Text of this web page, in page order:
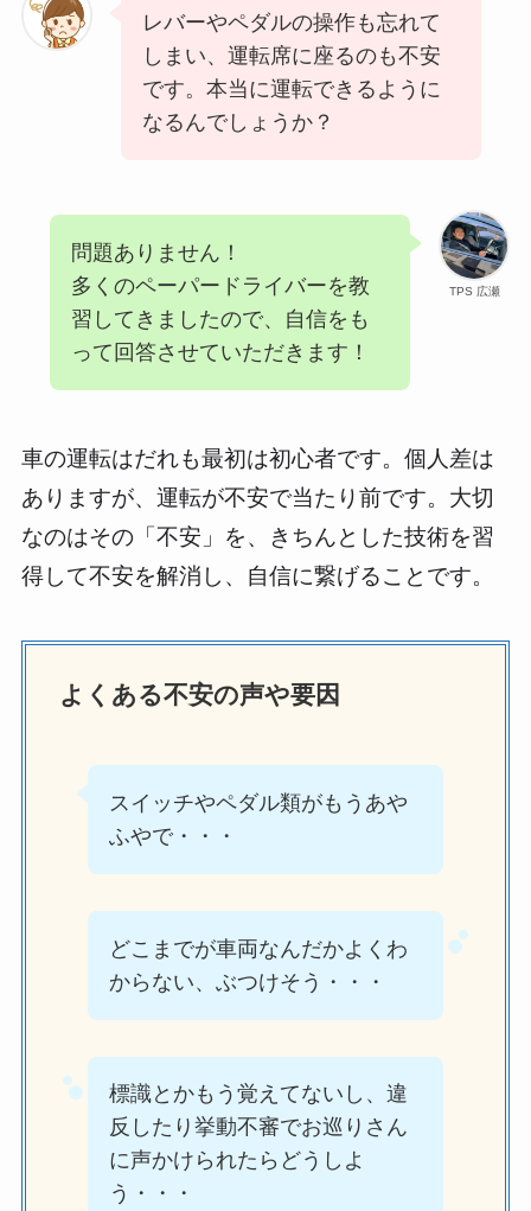
レバーやペダルの操作も忘れて
しまい、運転席に座るのも不安
です。本当に運転できるように
なるんでしょうか？
TPS 広瀬
問題ありません！
多くのペーパードライバーを教
習してきましたので、自信をも
って回答させていただきます！
車の運転はだれも最初は初心者です。個人差は
ありますが、運転が不安で当たり前です。大切
なのはその「不安」を、きちんとした技術を習
得して不安を解消し、自信に繋げることです。
よくある不安の声や要因
スイッチやペダル類がもうあや
ふやで・・・
どこまでが車両なんだかよくわ
からない、ぶつけそう・・・
標識とかもう覚えてないし、違
反したり挙動不審でお巡りさん
に声かけられたらどうしよ
う・・・